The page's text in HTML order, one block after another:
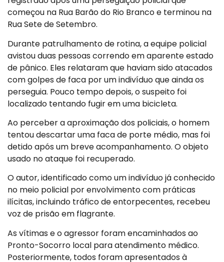
começou na Rua Barão do Rio Branco e terminou na
Rua Sete de Setembro.
Durante patrulhamento de rotina, a equipe policial
avistou duas pessoas correndo em aparente estado
de pânico. Eles relataram que haviam sido atacados
com golpes de faca por um indivíduo que ainda os
perseguia. Pouco tempo depois, o suspeito foi
localizado tentando fugir em uma bicicleta.
Ao perceber a aproximação dos policiais, o homem
tentou descartar uma faca de porte médio, mas foi
detido após um breve acompanhamento. O objeto
usado no ataque foi recuperado.
O autor, identificado como um indivíduo já conhecido
no meio policial por envolvimento com práticas
ilícitas, incluindo tráfico de entorpecentes, recebeu
voz de prisão em flagrante.
As vítimas e o agressor foram encaminhados ao
Pronto-Socorro local para atendimento médico.
Posteriormente, todos foram apresentados à